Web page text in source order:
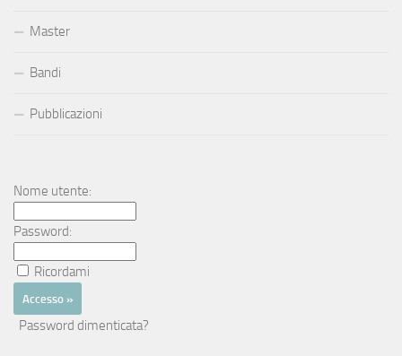
Master
Bandi
Pubblicazioni
Nome utente:
Password:
Ricordami
Password dimenticata?